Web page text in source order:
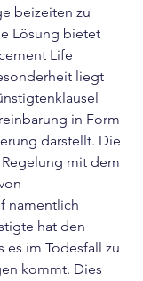
beizeiten zu
Lösung bietet
Life
liegt
in Form
darstellt. Die
mit dem
namentlich
hat den
es im Todesfall zu
kommt. Dies